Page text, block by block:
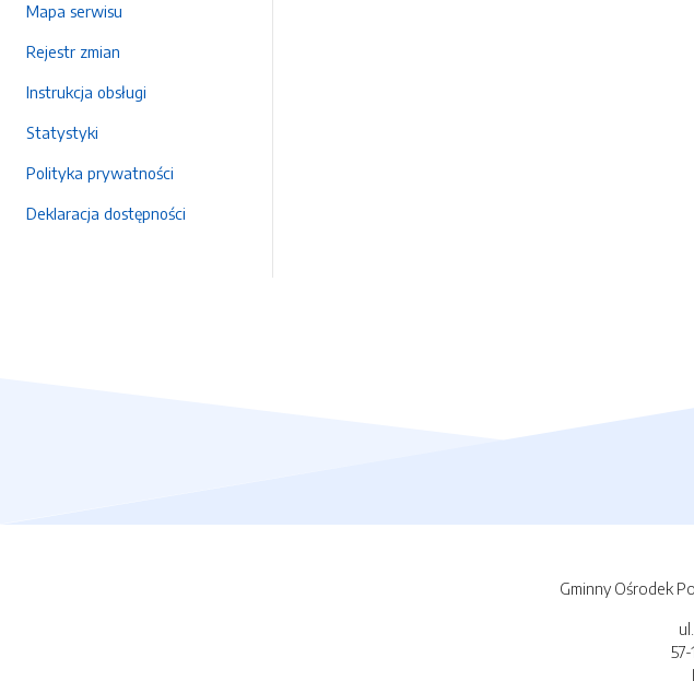
Mapa serwisu
Rejestr zmian
Instrukcja obsługi
Statystyki
Polityka prywatności
Deklaracja dostępności
Gminny Ośrodek